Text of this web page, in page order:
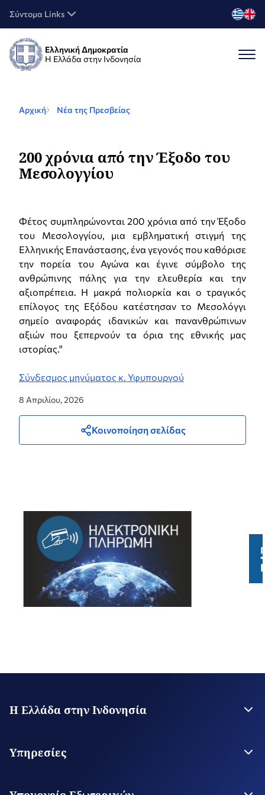
Σύντομα Links
Ελληνική Δημοκρατία
Η Ελλάδα στην Ινδονησία
Αρχική Νέα της Πρεσβείας
200 χρόνια από την Έξοδο του
Μεσολογγίου
Φέτος συμπληρώνονται 200 χρόνια από την Έξοδο
του Μεσολογγίου, μια εμβληματική στιγμή της
Ελληνικής Επανάστασης, ένα γεγονός που καθόρισε
την πορεία του Αγώνα και έγινε σύμβολο της
ανθρώπινης πάλης για την ελευθερία και την
αξιοπρέπεια. Η μακρά πολιορκία και ο τραγικός
επίλογος της Εξόδου κατέστησαν το Μεσολόγγι
σημείο αναφοράς ιδανικών και πανανθρώπινων
αξιών που ξεπερνούν τα όρια της εθνικής μας
ιστορίας."
Σύνδεσμος μηνύματος κ. Υφυπουργού
8 Απριλίου, 2026
Κοινοποίηση σελίδας
Η Ελλάδα στην Ινδονησία
Επικοινωνία
Υπηρεσίες
Υπηρεσίες για τον Πολίτη